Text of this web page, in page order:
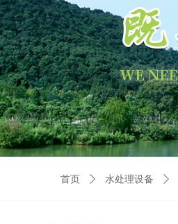
首页 ꄲ 水处理设备 ꄲ